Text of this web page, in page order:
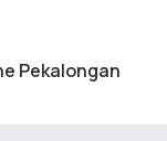
Pekalongan